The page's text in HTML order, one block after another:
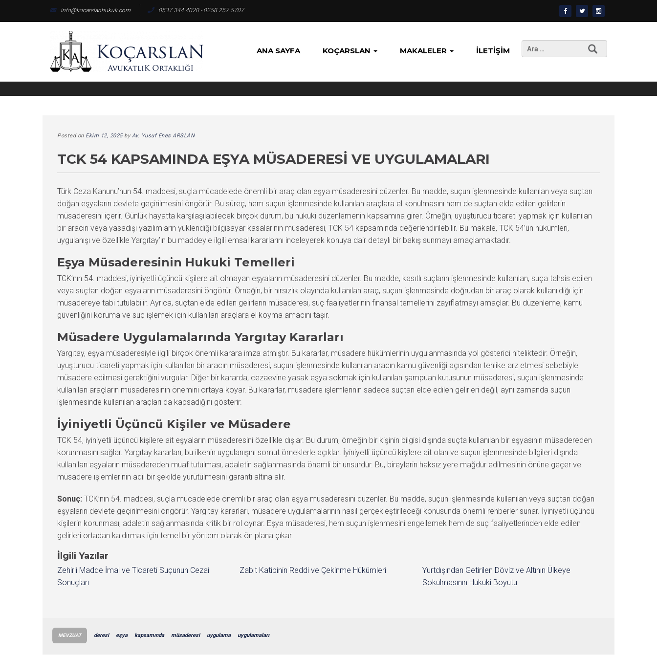
info@kocarslanhukuk.com 0537 344 4020 - 0258 257 5707
ANA SAYFA KOÇARSLAN MAKALELER İLETIŞIM
Arama:
Posted on Ekim 12, 2025byAv. Yusuf Enes ARSLAN
TCK 54 KAPSAMINDA EŞYA MÜSADERESI VE UYGULAMALARI
Türk Ceza Kanunu’nun 54. maddesi, suçla mücadelede önemli bir araç olan eşya müsaderesini düzenler. Bu madde, suçun işlenmesinde kullanılan veya suçtan
doğan eşyaların devlete geçirilmesini öngörür. Bu süreç, hem suçun işlenmesinde kullanılan araçlara el konulmasını hem de suçtan elde edilen gelirlerin
müsaderesini içerir. Günlük hayatta karşılaşılabilecek birçok durum, bu hukuki düzenlemenin kapsamına girer. Örneğin, uyuşturucu ticareti yapmak için kullanılan
bir aracın veya yasadışı yazılımların yüklendiği bilgisayar kasalarının müsaderesi, TCK 54 kapsamında değerlendirilebilir. Bu makale, TCK 54’ün hükümleri,
uygulanışı ve özellikle Yargıtay’ın bu maddeyle ilgili emsal kararlarını inceleyerek konuya dair detaylı bir bakış sunmayı amaçlamaktadır.
Eşya Müsaderesinin Hukuki Temelleri
TCK’nın 54. maddesi, iyiniyetli üçüncü kişilere ait olmayan eşyaların müsaderesini düzenler. Bu madde, kasıtlı suçların işlenmesinde kullanılan, suça tahsis edilen
veya suçtan doğan eşyaların müsaderesini öngörür. Örneğin, bir hırsızlık olayında kullanılan araç, suçun işlenmesinde doğrudan bir araç olarak kullanıldığı için
müsadereye tabi tutulabilir. Ayrıca, suçtan elde edilen gelirlerin müsaderesi, suç faaliyetlerinin finansal temellerini zayıflatmayı amaçlar. Bu düzenleme, kamu
güvenliğini koruma ve suç işlemek için kullanılan araçlara el koyma amacını taşır.
Müsadere Uygulamalarında Yargıtay Kararları
Yargıtay, eşya müsaderesiyle ilgili birçok önemli karara imza atmıştır. Bu kararlar, müsadere hükümlerinin uygulanmasında yol gösterici niteliktedir. Örneğin,
uyuşturucu ticareti yapmak için kullanılan bir aracın müsaderesi, suçun işlenmesinde kullanılan aracın kamu güvenliği açısından tehlike arz etmesi sebebiyle
müsadere edilmesi gerektiğini vurgular. Diğer bir kararda, cezaevine yasak eşya sokmak için kullanılan şampuan kutusunun müsaderesi, suçun işlenmesinde
kullanılan araçların müsaderesinin önemini ortaya koyar. Bu kararlar, müsadere işlemlerinin sadece suçtan elde edilen gelirleri değil, aynı zamanda suçun
işlenmesinde kullanılan araçları da kapsadığını gösterir.
İyiniyetli Üçüncü Kişiler ve Müsadere
TCK 54, iyiniyetli üçüncü kişilere ait eşyaların müsaderesini özellikle dışlar. Bu durum, örneğin bir kişinin bilgisi dışında suçta kullanılan bir eşyasının müsadereden
korunmasını sağlar. Yargıtay kararları, bu ilkenin uygulanışını somut örneklerle açıklar. İyiniyetli üçüncü kişilere ait olan ve suçun işlenmesinde bilgileri dışında
kullanılan eşyaların müsadereden muaf tutulması, adaletin sağlanmasında önemli bir unsurdur. Bu, bireylerin haksız yere mağdur edilmesinin önüne geçer ve
müsadere işlemlerinin adil bir şekilde yürütülmesini garanti altına alır.
Sonuç: TCK’nın 54. maddesi, suçla mücadelede önemli bir araç olan eşya müsaderesini düzenler. Bu madde, suçun işlenmesinde kullanılan veya suçtan doğan
eşyaların devlete geçirilmesini öngörür. Yargıtay kararları, müsadere uygulamalarının nasıl gerçekleştirileceği konusunda önemli rehberler sunar. İyiniyetli üçüncü
kişilerin korunması, adaletin sağlanmasında kritik bir rol oynar. Eşya müsaderesi, hem suçun işlenmesini engellemek hem de suç faaliyetlerinden elde edilen
gelirleri ortadan kaldırmak için temel bir yöntem olarak ön plana çıkar.
İlgili Yazılar
Zehirli Madde İmal ve Ticareti Suçunun Cezai
Sonuçları
Zabıt Katibinin Reddi ve Çekinme Hükümleri
Yurtdışından Getirilen Döviz ve Altının Ülkeye
Sokulmasının Hukuki Boyutu
MEVZUAT deresi eşya kapsamında müsaderesi uygulama uygulamaları